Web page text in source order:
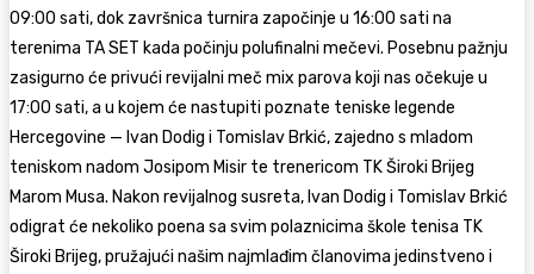
09:00 sati, dok završnica turnira započinje u 16:00 sati na
terenima TA SET kada počinju polufinalni mečevi. Posebnu pažnju
zasigurno će privući revijalni meč mix parova koji nas očekuje u
17:00 sati, a u kojem će nastupiti poznate teniske legende
Hercegovine — Ivan Dodig i Tomislav Brkić, zajedno s mladom
teniskom nadom Josipom Misir te trenericom TK Široki Brijeg
Marom Musa. Nakon revijalnog susreta, Ivan Dodig i Tomislav Brkić
odigrat će nekoliko poena sa svim polaznicima škole tenisa TK
Široki Brijeg, pružajući našim najmlađim članovima jedinstveno i